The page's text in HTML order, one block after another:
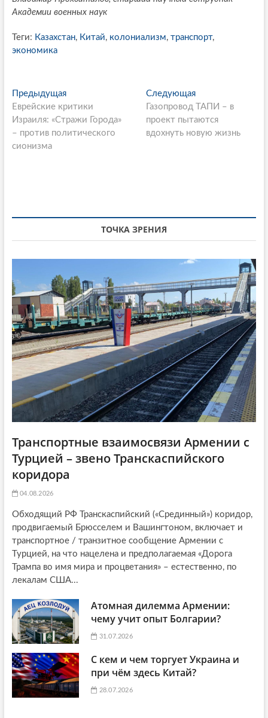
Академии военных наук
Теги: Казахстан, Китай, колониализм, транспорт,
экономика
P
o
s
t
v
t
i
o
n
ПредыдущаяП
р
е
д
т
ь
я
:
Еврейские критики
Израиля: «Стражи Города»
– против политического
сионизма
Следующая
л
е
д
а
я
:
Газопровод ТАПИ – в
проект пытаются
вдохнуть новую жизнь
ТОЧКА ЗРЕНИЯ
Транспортные взаимосвязи Армении с
Турцией – звено Транскаспийского
коридора
04.08.2026
Обходящий РФ Транскаспийский («Срединный») коридор,
продвигаемый Брюсселем и Вашингтоном, включает и
транспортное / транзитное сообщение Армении с
Турцией, на что нацелена и предполагаемая «Дорога
Трампа во имя мира и процветания» – естественно, по
лекалам США...
Атомная дилемма Армении:
чему учит опыт Болгарии?
31.07.2026
С кем и чем торгует Украина и
при чём здесь Китай?
28.07.2026